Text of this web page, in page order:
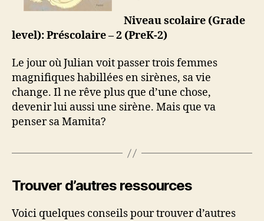
Niveau scolaire (Grade
level): Préscolaire – 2 (PreK-2)
Le jour où Julian voit passer trois femmes
magnifiques habillées en sirènes, sa vie
change. Il ne rêve plus que d’une chose,
devenir lui aussi une sirène. Mais que va
penser sa Mamita?
Trouver d’autres ressources
Voici quelques conseils pour trouver d’autres